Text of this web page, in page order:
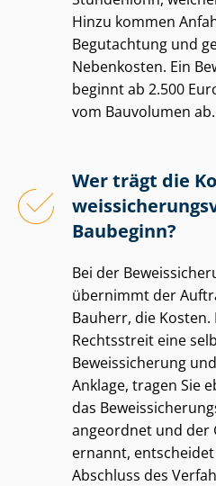
Hinzu kommen
Begutachtung und
Nebenkosten. Ein
beginnt ab 2.500
vom Bauvolumen ab.
Wer trägt die
Baubeginn?
Bei der
übernimmt der
Bauherr, die Kosten.
Rechtsstreit eine
Beweissicherung
Anklage, tragen Sie
das
angeordnet und der
ernannt,
Abschluss des